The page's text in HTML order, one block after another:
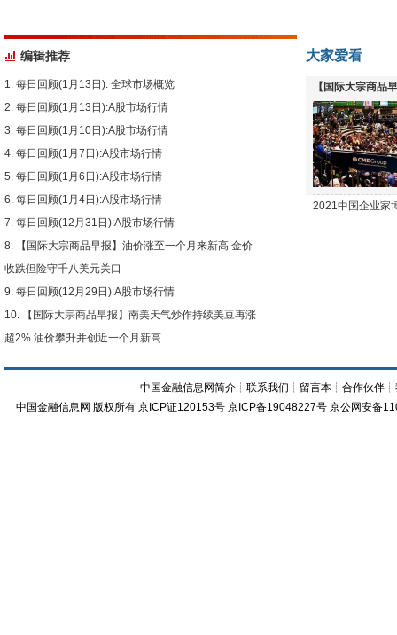
编辑推荐
每日回顾(1月13日): 全球市场概览
每日回顾(1月13日):A股市场行情
每日回顾(1月10日):A股市场行情
每日回顾(1月7日):A股市场行情
每日回顾(1月6日):A股市场行情
每日回顾(1月4日):A股市场行情
每日回顾(12月31日):A股市场行情
【国际大宗商品早报】油价涨至一个月来新高 金价
收跌但险守千八美元关口
每日回顾(12月29日):A股市场行情
【国际大宗商品早报】南美天气炒作持续美豆再涨
超2% 油价攀升并创近一个月新高
大家爱看
【国际大宗商品
下跌
2021中国企业家
中国金融信息网简介 ┊联系我们 ┊ 留言本 ┊合作伙伴 ┊
中国金融信息网 版权所有 京ICP证120153号 京ICP备19048227号 京公网安备